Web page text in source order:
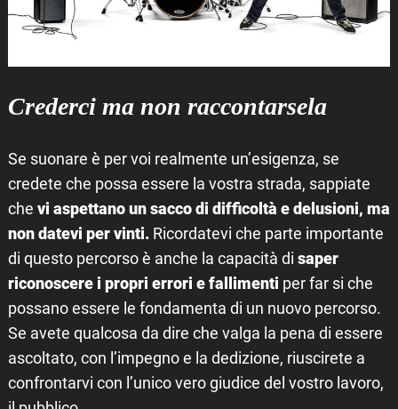
Crederci ma non raccontarsela
Se suonare è per voi realmente un’esigenza, se
credete che possa essere la vostra strada, sappiate
che vi aspettano un sacco di difficoltà e delusioni, ma
non datevi per vinti. Ricordatevi che parte importante
di questo percorso è anche la capacità di saper
riconoscere i propri errori e fallimenti per far si che
possano essere le fondamenta di un nuovo percorso.
Se avete qualcosa da dire che valga la pena di essere
ascoltato, con l’impegno e la dedizione, riuscirete a
confrontarvi con l’unico vero giudice del vostro lavoro,